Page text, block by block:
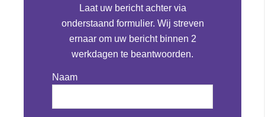
Laat uw bericht achter via
onderstaand formulier. Wij streven
ernaar om uw bericht binnen 2
werkdagen te beantwoorden.
Naam